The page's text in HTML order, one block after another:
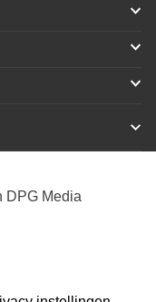
DPG Media